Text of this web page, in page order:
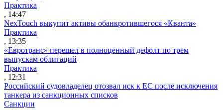
Практика
, 14:47
NexTouch выкупит активы обанкротившегося «Кванта»
Практика
, 13:35
«Евротранс» перешел в полноценный дефолт по трем
выпускам облигаций
Практика
, 12:31
Российский судовладелец отозвал иск к ЕС после исключения
танкера из санкционных списков
Санкции